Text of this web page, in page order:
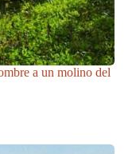
a un molino del